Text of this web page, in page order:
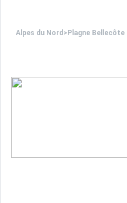
Alpes du Nord > Plagne Bellecôte